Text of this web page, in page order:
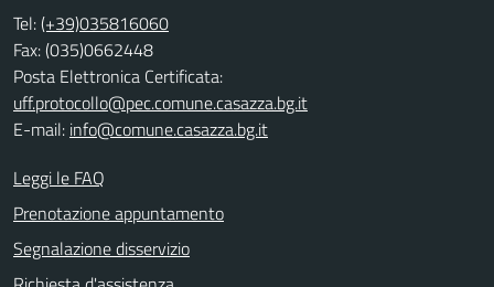
Tel:(+39)035816060
Fax: (035)0662448
Posta Elettronica Certificata:
uff.protocollo@pec.comune.casazza.bg.it
E-mail: info@comune.casazza.bg.it
Leggi le FAQ
Prenotazione appuntamento
Segnalazione disservizio